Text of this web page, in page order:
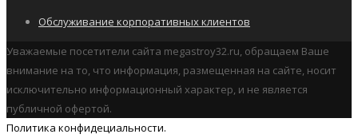
Обслуживание корпоративных клиентов
Уважаемые посетители сайта megastroy32.ru, обращаем Ваше
внимание на то, что информация, размещенная на сайте, носит
исключительно информационный характер, и не является
публичной офертой.
Политика конфидециальности.